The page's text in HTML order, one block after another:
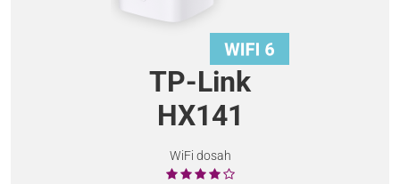
TP-Link
HX141
WiFi dosah